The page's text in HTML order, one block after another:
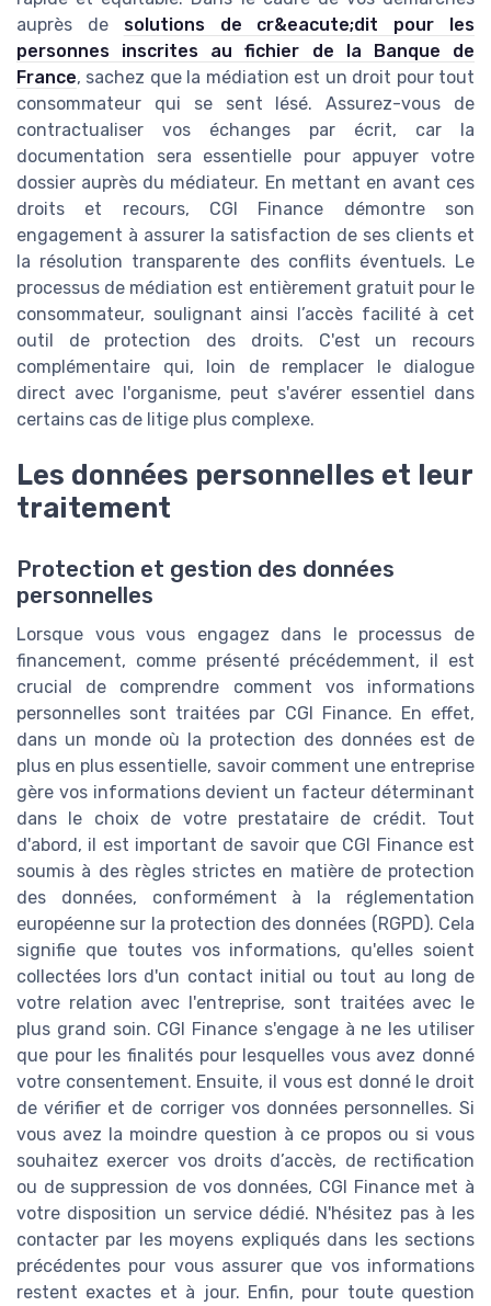
auprès de solutions de cr&eacute;dit pour les
personnes inscrites au fichier de la Banque de
France, sachez que la médiation est un droit pour tout
consommateur qui se sent lésé. Assurez-vous de
contractualiser vos échanges par écrit, car la
documentation sera essentielle pour appuyer votre
dossier auprès du médiateur. En mettant en avant ces
droits et recours, CGI Finance démontre son
engagement à assurer la satisfaction de ses clients et
la résolution transparente des conflits éventuels. Le
processus de médiation est entièrement gratuit pour le
consommateur, soulignant ainsi l’accès facilité à cet
outil de protection des droits. C'est un recours
complémentaire qui, loin de remplacer le dialogue
direct avec l'organisme, peut s'avérer essentiel dans
certains cas de litige plus complexe.
Les données personnelles et leur
traitement
Protection et gestion des données
personnelles
Lorsque vous vous engagez dans le processus de
financement, comme présenté précédemment, il est
crucial de comprendre comment vos informations
personnelles sont traitées par CGI Finance. En effet,
dans un monde où la protection des données est de
plus en plus essentielle, savoir comment une entreprise
gère vos informations devient un facteur déterminant
dans le choix de votre prestataire de crédit. Tout
d'abord, il est important de savoir que CGI Finance est
soumis à des règles strictes en matière de protection
des données, conformément à la réglementation
européenne sur la protection des données (RGPD). Cela
signifie que toutes vos informations, qu'elles soient
collectées lors d'un contact initial ou tout au long de
votre relation avec l'entreprise, sont traitées avec le
plus grand soin. CGI Finance s'engage à ne les utiliser
que pour les finalités pour lesquelles vous avez donné
votre consentement. Ensuite, il vous est donné le droit
de vérifier et de corriger vos données personnelles. Si
vous avez la moindre question à ce propos ou si vous
souhaitez exercer vos droits d’accès, de rectification
ou de suppression de vos données, CGI Finance met à
votre disposition un service dédié. N'hésitez pas à les
contacter par les moyens expliqués dans les sections
précédentes pour vous assurer que vos informations
restent exactes et à jour. Enfin, pour toute question